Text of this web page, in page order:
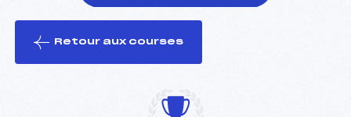
le ski
Retour aux courses